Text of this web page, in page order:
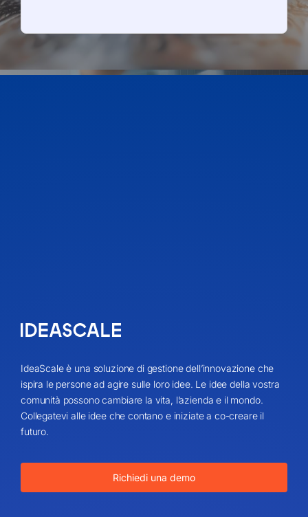
IdeaScale è una soluzione di gestione dell’innovazione che
ispira le persone ad agire sulle loro idee. Le idee della vostra
comunità possono cambiare la vita, l’azienda e il mondo.
Collegatevi alle idee che contano e iniziate a co-creare il
futuro.
Richiedi una demo